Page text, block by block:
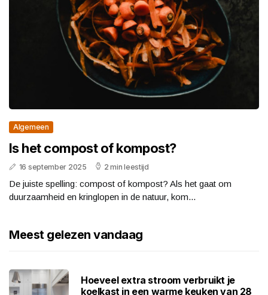
Algemeen
Is het compost of kompost?
16 september 2025 2 min leestijd
De juiste spelling: compost of kompost? Als het gaat om
duurzaamheid en kringlopen in de natuur, kom...
Meest gelezen vandaag
Hoeveel extra stroom verbruikt je
koelkast in een warme keuken van 28